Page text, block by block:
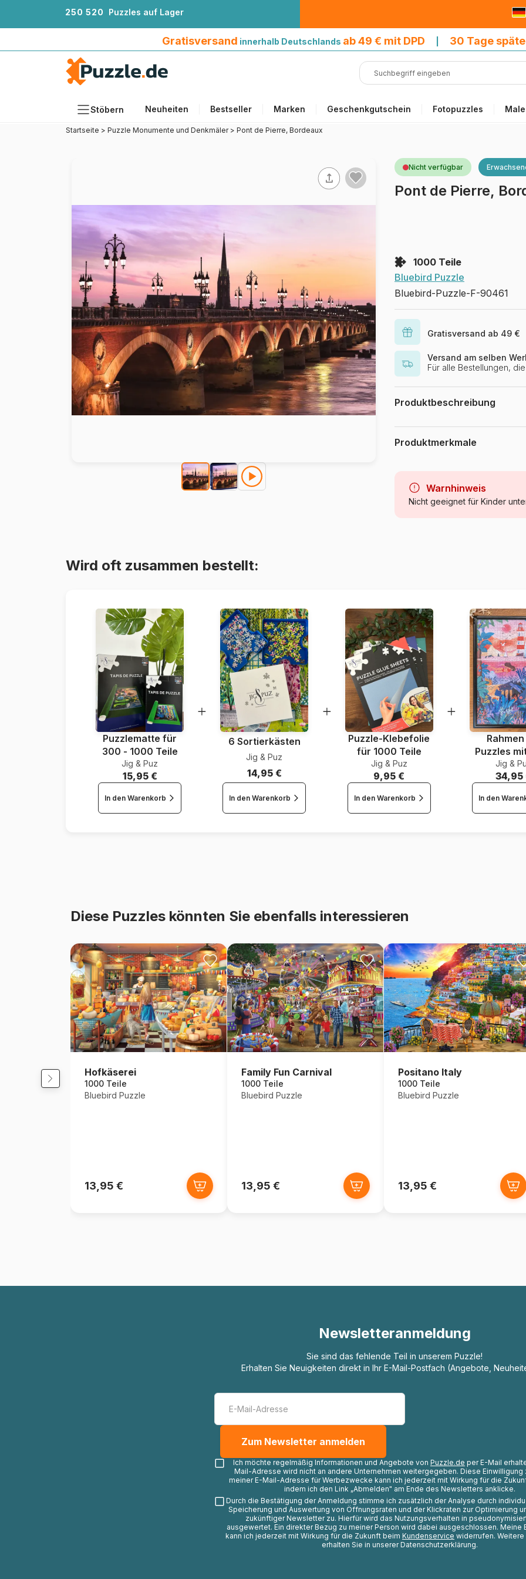
250 520 Puzzles auf Lager
Gratisversand innerhalb Deutschlands ab 49 € mit DPD 30 Tage
Stöbern Neuheiten Bestseller Marken Geschenkgutschein Fotopuzzles
Alter
Künstlerinnen und Künstler
Zubehör
Holzpuzzles
Malen nach Zahlen
Startseite > Puzzle Monumente und Denkmäler > Pont de Pierre, Bordeaux
Nicht verfügbar
Pont de Pierre,
1000 Teile
Bluebird Puzzle
Bluebird-Puzzle-F-90461
Gratisversand ab 49 €
Versand am selben
Für alle Bestellungen,
Produktbeschreibung
eonaya - 123RF
Produktmerkmale
Kategorie
Alter
Maße
Material
Verpackung
Warnhinweis
Nicht geeignet für Kinder
Wird oft zusammen bestellt:
Puzzlematte für
300 - 1000 Teile
Jig & Puz
15,95 €
In den Warenkorb
6 Sortierkästen
Jig & Puz
14,95 €
In den Warenkorb
Puzzle-Klebefolie
für 1000 Teile
Jig & Puz
9,95 €
In den Warenkorb
Puzzles
Jig &
34,95
In den
Diese Puzzles könnten Sie ebenfalls interessieren
Hofkäserei
1000 Teile
Bluebird Puzzle
13,95 €
Family Fun Carnival
1000 Teile
Bluebird Puzzle
13,95 €
Positano Italy
1000 Teile
Bluebird Puzzle
13,95 €
Newsletteranmeldung
Sie sind das fehlende Teil in unserem Puzzle!
Erhalten Sie Neuigkeiten direkt in Ihr E-Mail-Postfach (Angebote,
Ich möchte regelmäßig Informationen und Angebote von Puzzle.de per E-Mail
Mail-Adresse wird nicht an andere Unternehmen weitergegeben. Diese Einwilligung
meiner E-Mail-Adresse für Werbezwecke kann ich jederzeit mit Wirkung für die
indem ich den Link „Abmelden" am Ende des Newsletters anklicke.
Durch die Bestätigung der Anmeldung stimme ich zusätzlich der Analyse durch
Speicherung und Auswertung von Öffnungsraten und der Klickraten zur Optimierung
zukünftiger Newsletter zu. Hierfür wird das Nutzungsverhalten in
ausgewertet. Ein direkter Bezug zu meiner Person wird dabei ausgeschlossen. Meine
kann ich jederzeit mit Wirkung für die Zukunft beim Kundenservice widerrufen.
erhalten Sie in unserer Datenschutzerklärung.